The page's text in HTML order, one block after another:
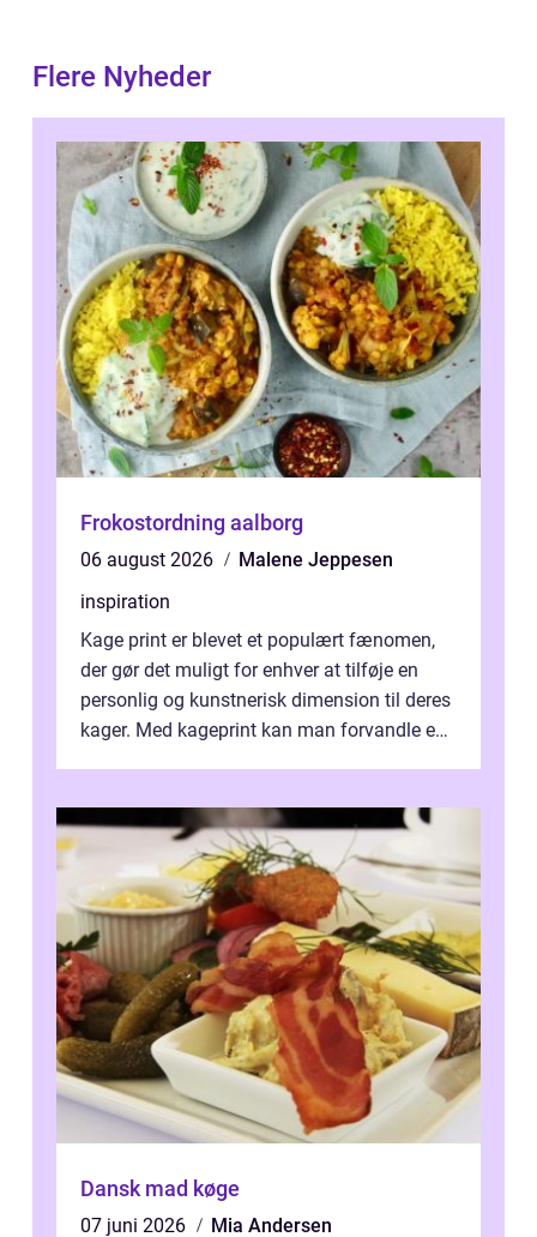
Flere Nyheder
Frokostordning aalborg
06 august 2026
Malene Jeppesen
inspiration
Kage print er blevet et populært fænomen,
der gør det muligt for enhver at tilføje en
personlig og kunstnerisk dimension til deres
kager. Med kageprint kan man forvandle en
Dansk mad køge
07 juni 2026 Mia Andersen